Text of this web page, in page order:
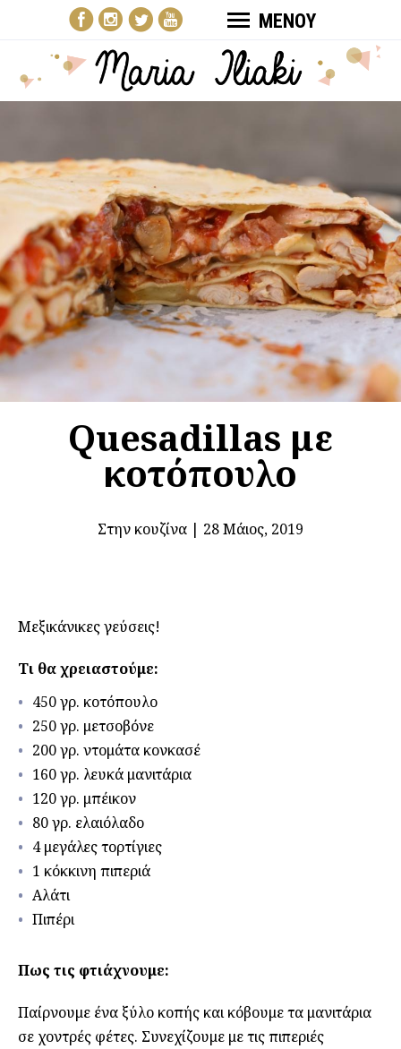
ΜΕΝΟΥ
Quesadillas με
κοτόπουλο
Στην κουζίνα | 28 Μάιος, 2019
Μεξικάνικες γεύσεις!
Τι θα χρειαστούμε:
450 γρ. κοτόπουλο
250 γρ. μετσοβόνε
200 γρ. ντομάτα κονκασέ
160 γρ. λευκά μανιτάρια
120 γρ. μπέικον
80 γρ. ελαιόλαδο
4 μεγάλες τορτίγιες
1 κόκκινη πιπεριά
Αλάτι
Πιπέρι
Πως τις φτιάχνουμε:
Παίρνουμε ένα ξύλο κοπής και κόβουμε τα μανιτάρια
σε χοντρές φέτες. Συνεχίζουμε με τις πιπεριές